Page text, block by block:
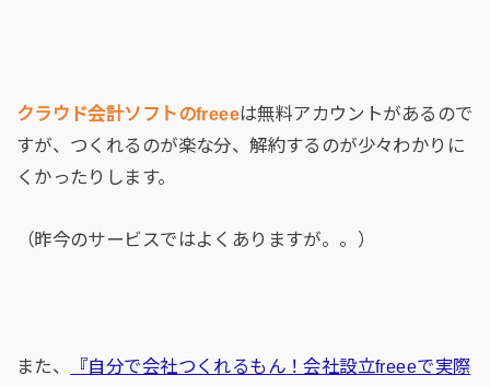
クラウド会計ソフトのfreeeは無料アカウントがあるので
すが、つくれるのが楽な分、解約するのが少々わかりに
くかったりします。
（昨今のサービスではよくありますが。。）
また、
『自分で会社つくれるもん！会社設立freeeで実際